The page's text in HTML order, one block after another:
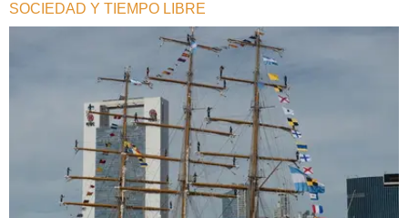
SOCIEDAD Y TIEMPO LIBRE